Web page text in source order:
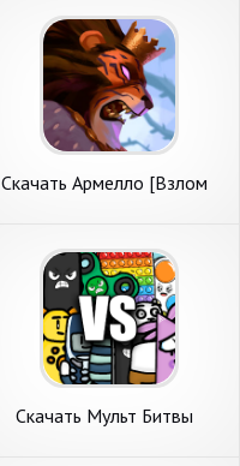
на Андроид
Скачать Армелло [Взлом
Скачать Мульт Битвы